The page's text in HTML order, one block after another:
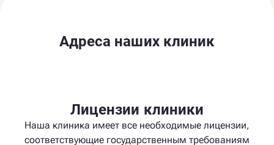
Адреса наших клиник
Лицензии клиники
Наша клиника имеет все необходимые лицензии,
соответствующие государственным требованиям